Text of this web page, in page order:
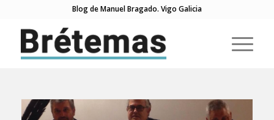
Blog de Manuel Bragado. Vigo Galicia